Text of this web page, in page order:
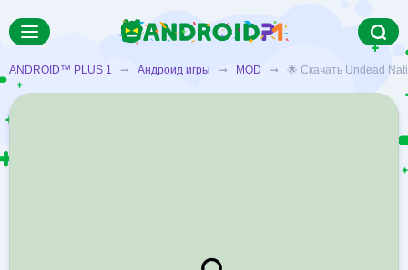
ANDROID™ PLUS 1 ➞ Андроид игры ➞ MOD ➞ 🌟 Скачать Undead